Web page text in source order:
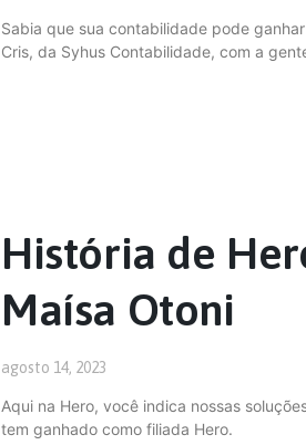
Sabia que sua contabilidade pode
Cris, da Syhus Contabilidade, com a
História de
Maísa Otoni
agosto 14, 2023
Aqui na Hero, você indica nossas
tem ganhado como filiada Hero.